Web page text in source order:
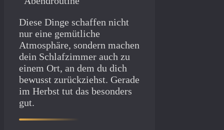
Diese Dinge schaffen nicht
nur eine gemütliche
Atmosphäre, sondern machen
dein Schlafzimmer auch zu
einem Ort, an dem du dich
bewusst zurückziehst. Gerade
im Herbst tut das besonders
gut.